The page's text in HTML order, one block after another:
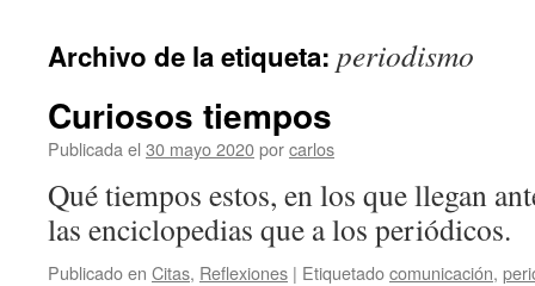
Archivo de la etiqueta: periodismo
Curiosos tiempos
Publicada el 30 mayo 2020porcarlos
‪Qué tiempos estos, en los que llegan
las enciclopedias que a los periódicos. ‬
Publicado en Citas, Reflexiones | Etiquetadocomunicación,